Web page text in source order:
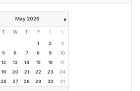
May 2026
T W T F S S
1 2
3
5 6 7 8 9
10
12 13 14 15 16
17
19 20 21 22 23
24
26 27 28 29 30 31